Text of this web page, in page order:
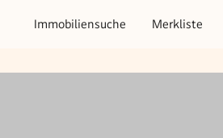
Immobiliensuche Merkliste